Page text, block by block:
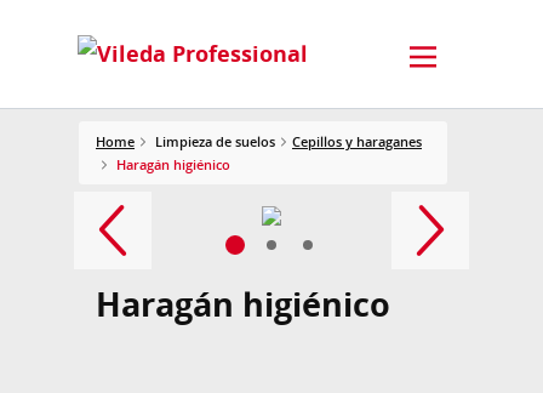
Home Limpieza de suelos
Cepillos y haraganes
Haragán higiénico
Haragán higiénico